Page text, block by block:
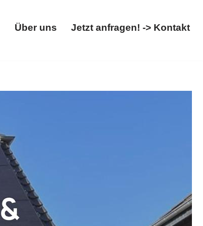
Über uns Jetzt anfragen! -> Kontakt
Wallbox. ➡️ 𝐖𝐎𝐋𝐓𝐈𝐂𝐒, in 54597 Kinzenburg – Ihr